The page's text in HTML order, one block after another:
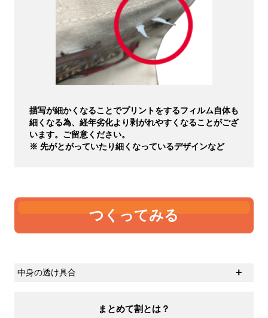
描写が細かくなることでプリントをするフィルム自体も
細くなる為、経年劣化より剥がれやすくなることがござ
います。ご留意ください。
※ 先がとがっていたり細くなっているデザインなど
つくってみる
中身の透け具合
の基準として中身の透け具合があるかと思います。オン
まとめて割とは？